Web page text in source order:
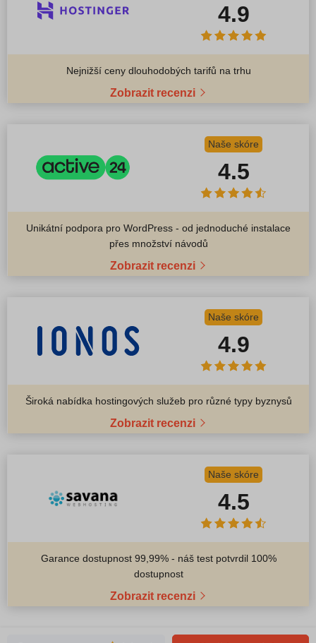
4.9
Nejnižší ceny dlouhodobých tarifů na trhu
Zobrazit recenzi
Naše skóre
4.5
Unikátní podpora pro WordPress - od jednoduché instalace
přes množství návodů
Zobrazit recenzi
Naše skóre
4.9
Široká nabídka hostingových služeb pro různé typy byznysů
Zobrazit recenzi
Naše skóre
4.5
Garance dostupnost 99,99% - náš test potvrdil 100%
dostupnost
Zobrazit recenzi